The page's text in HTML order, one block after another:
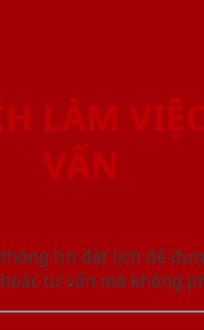
LÀM
VẤN
tin đặt lịch để
tư vấn mà không